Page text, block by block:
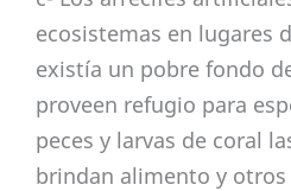
ecosistemas en lugares
existía un pobre fondo
proveen refugio para
peces y larvas de coral
brindan alimento y